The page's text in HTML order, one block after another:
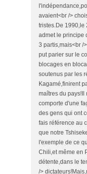
avaient<br />
tristes.De 1990,le
admet le principe
3 partis,mais<br /
put parier sur le
blocages en
soutenus par les
Kagamé,finirent
maîtres du pays!Il
comporte d'une
des gens qui ont
fais référence au
que notre
l'exemple de ce
Chili,et même en
détente,dans le
/>